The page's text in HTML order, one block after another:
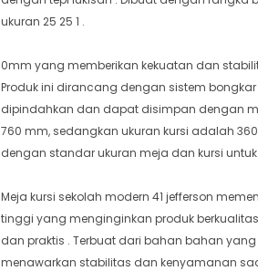
ukuran 25 25 1 .
0mm yang memberikan kekuatan dan
Produk ini dirancang dengan sistem
dipindahkan dan dapat disimpan dengan
760 mm, sedangkan ukuran kursi adalah
dengan standar ukuran meja dan kursi
Meja kursi sekolah modern 41 jefferson
tinggi yang menginginkan produk
dan praktis . Terbuat dari bahan bahan
menawarkan stabilitas dan kenyamanan